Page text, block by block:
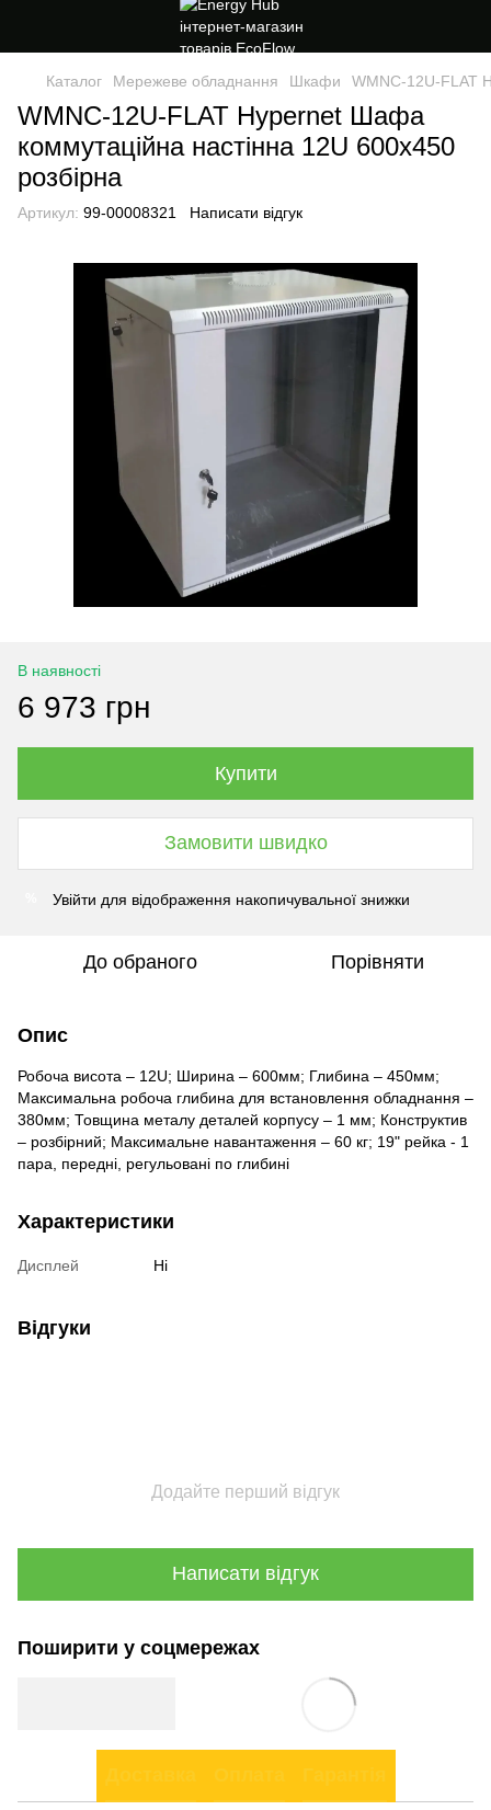
Каталог Мережеве обладнання Шкафи WMNC-12U-FLAT
WMNC-12U-FLAT Hypernet Шафа
коммутаційна настінна 12U 600x450
розбірна
Артикул: 99-00008321 Написати відгук
В наявності
6 973 грн
Купити
Замовити швидко
Увійти для відображення накопичувальної знижки
До обраного Порівняти
Опис
Робоча висота – 12U; Ширина – 600мм; Глибина – 450мм;
Максимальна робоча глибина для встановлення обладнання –
380мм; Товщина металу деталей корпусу – 1 мм; Конструктив
– розбірний; Максимальне навантаження – 60 кг; 19" рейка - 1
пара, передні, регульовані по глибині
Характеристики
Дисплей Ні
Відгуки
Додайте перший відгук
Написати відгук
Поширити у соцмережах